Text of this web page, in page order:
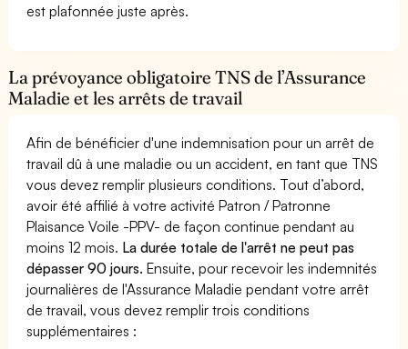
est plafonnée juste après.
La prévoyance obligatoire TNS de l’Assurance
Maladie et les arrêts de travail
Afin de bénéficier d'une indemnisation pour un arrêt de
travail dû à une maladie ou un accident, en tant que TNS
vous devez remplir plusieurs conditions. Tout d’abord,
avoir été affilié à votre activité Patron / Patronne
Plaisance Voile -PPV- de façon continue pendant au
moins 12 mois. La durée totale de l'arrêt ne peut pas
dépasser 90 jours. Ensuite, pour recevoir les indemnités
journalières de l'Assurance Maladie pendant votre arrêt
de travail, vous devez remplir trois conditions
supplémentaires :